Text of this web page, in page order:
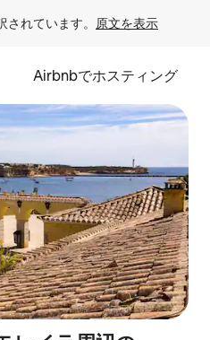
れています。 原文を表示
Airbnbでホスティング